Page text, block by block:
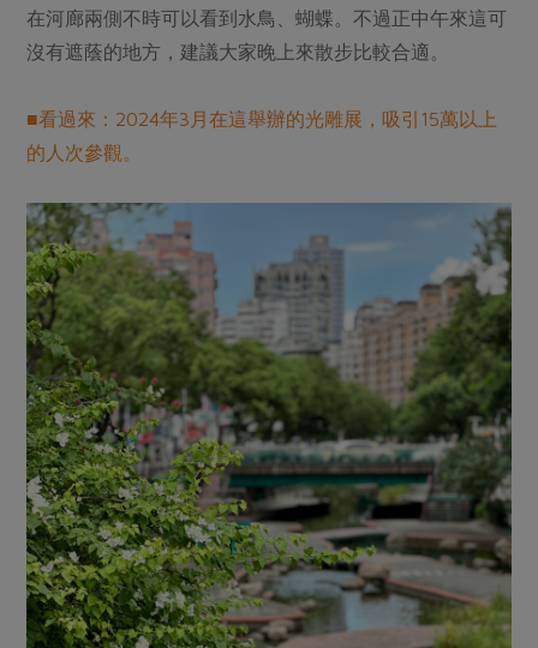
在河廊兩側不時可以看到水鳥、蝴蝶。不過正中午來這可
沒有遮蔭的地方，建議大家晚上來散步比較合適。
■看過來：2024年3月在這舉辦的光雕展，吸引15萬以上
的人次參觀。